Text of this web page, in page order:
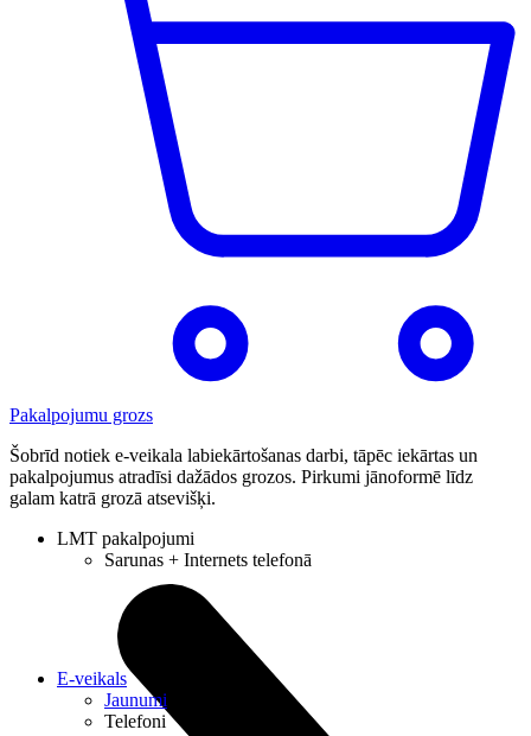
Pakalpojumu grozs
Šobrīd notiek e-veikala labiekārtošanas darbi, tāpēc iekārtas un
pakalpojumus atradīsi dažādos grozos. Pirkumi jānoformē līdz
galam katrā grozā atsevišķi.
LMT pakalpojumi
Sarunas + Internets telefonā
E-veikals
Jaunumi
Telefoni